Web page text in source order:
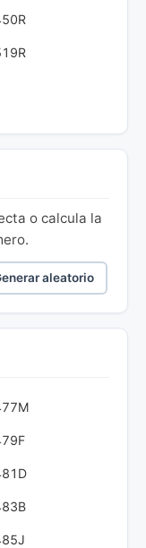
o calcula la
aleatorio